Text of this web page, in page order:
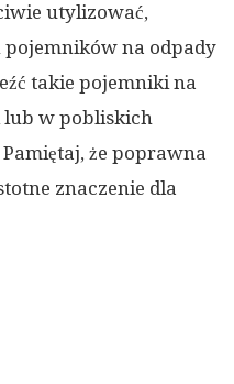
utylizować,
na odpady
takie pojemniki na
lub w pobliskich
że poprawna
znaczenie dla